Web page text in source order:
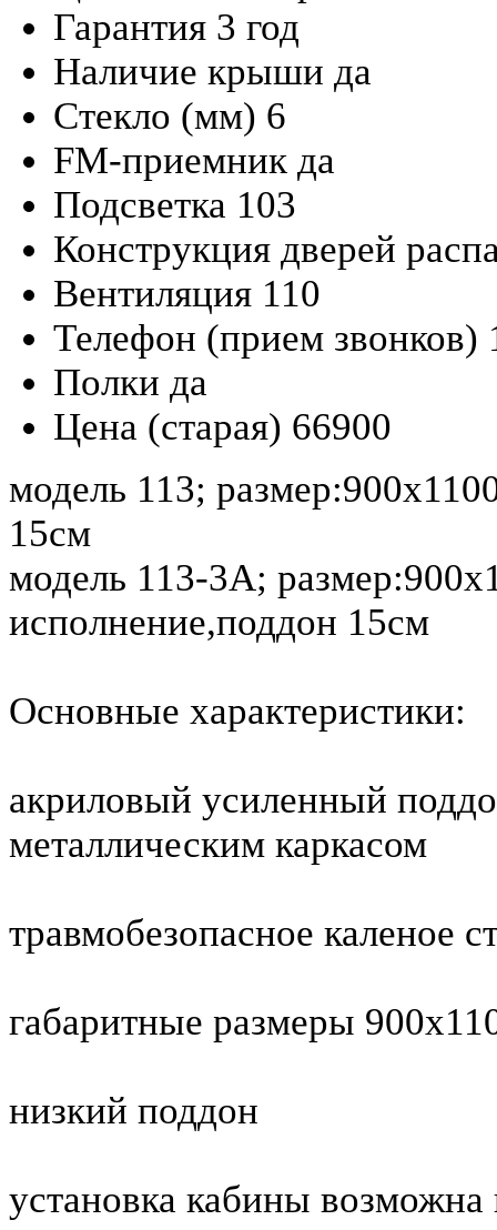
Гарантия 3 год
Наличие крыши да
Стекло (мм) 6
FM-приемник да
Подсветка 103
Конструкция дверей
Вентиляция 110
Телефон (прием звонков)
Полки да
Цена (старая) 66900
модель 113;
15см
модель 113-3А;
исполнение,поддон 15см
Основные характеристики:
акриловый усиленный
металлическим каркасом
травмобезопасное каленое
габаритные размеры
низкий поддон
установка кабины